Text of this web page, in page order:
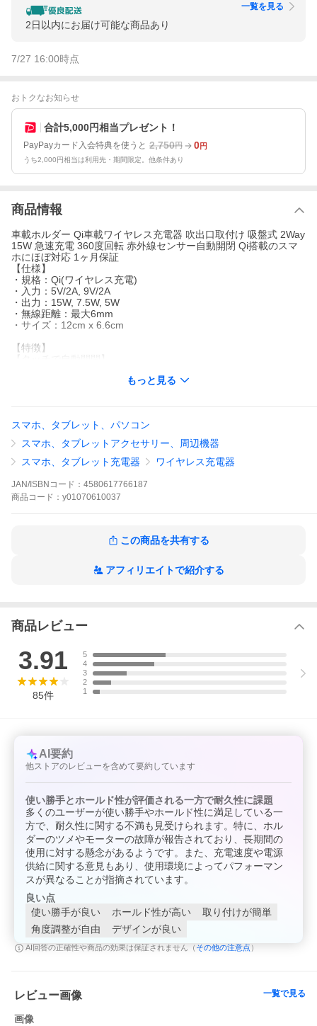
2日以内にお届け可能な商品あり
一覧を見る
7/27 16:00時点
おトクなお知らせ
合計5,000円相当プレゼント！
PayPayカード入会特典を使うと 2,750円 0円
うち2,000円相当は利用先・期間限定。他条件あり
商品情報
車載ホルダー Qi車載ワイヤレス充電器 吹出口取付け 吸盤式 2Way
15W 急速充電 360度回転 赤外線センサー自動開閉 Qi搭載のスマ
ホにほぼ対応 1ヶ月保証
【仕様】
・規格：Qi(ワイヤレス充電)
・入力：5V/2A, 9V/2A
・出力：15W, 7.5W, 5W
・無線距離：最大6mm
・サイズ：12cm x 6.6cm
【特徴】
置くと、それを感知して自動で閉まりスマホをしっかりとホール
Qi対応のワイヤレス充電。
ダブルコイル内蔵で基本7.5W/5W、最大15Wのワイヤレス急速充
電が可能です。
Quick Charge 3.0も対応のワイヤレスで急速充電！
Qi対応のスマホなら、iPhone、Androidのほとんどの機種でお使い
いただけます。
の吹出口にクリップで挟んで取り付ける方法の2Way。
強化されたアームがスマホをしっかりホールドします。
スマホでナビや音楽視聴時に役立ちます。
【ケースを付けたまま充電可能】
で、ケースを付けたままで充電も可能です。
※5mm以上の厚みがあるケースや金属製のケース、ガラス製のケ
ース、磁気を帯びたケース及び、クレジットカード等は充電でき
ないので充電前に取り外してください。
・吹き出し口ブラケットx1
・簡易マニュアル(英語)x1
・エンジン停止すると給電できないので、スマホをエンジンOFF
する前に取り出してください。
・加工、取付ミスの場合は、いかなる理由でも返品・交換はでき
かねます。
・製品以外に発生したいかなる費用の補償は致しておりません。
・製造ロットにより、予告なく外観・色に変更する場合がござい
ます。
・輸入品ですので希にわずかのキズ、箱の破損がありますがご了
承ください。
もっと見る
スマホ、タブレット、パソコン
スマホ、タブレットアクセサリー、周辺機器
スマホ、タブレット充電器
ワイヤレス充電器
JAN/ISBNコード： 4580617766187
商品 コード： y01070610037
この商品を共有する
アフィリエイトで紹介する
商品レビュー
3.91
85件
5
4
3
2
1
AI要約
他ストアのレビューを含めて要約しています
使い勝手とホールド性が評価される一方で耐久性に課題
多くのユーザーが使い勝手やホールド性に満足している一
方で、耐久性に関する不満も見受けられます。特に、ホル
ダーのツメやモーターの故障が報告されており、長期間の
使用に対する懸念があるようです。また、充電速度や電源
供給に関する意見もあり、使用環境によってパフォーマン
スが異なることが指摘されています。
良い点
使い勝手が良い
ホールド性が高い
取り付けが簡単
角度調整が自由
デザインが良い
AI回答の正確性や商品の効果は保証されません（ その他の注意点 ）
レビュー画像 一覧で見る
画像